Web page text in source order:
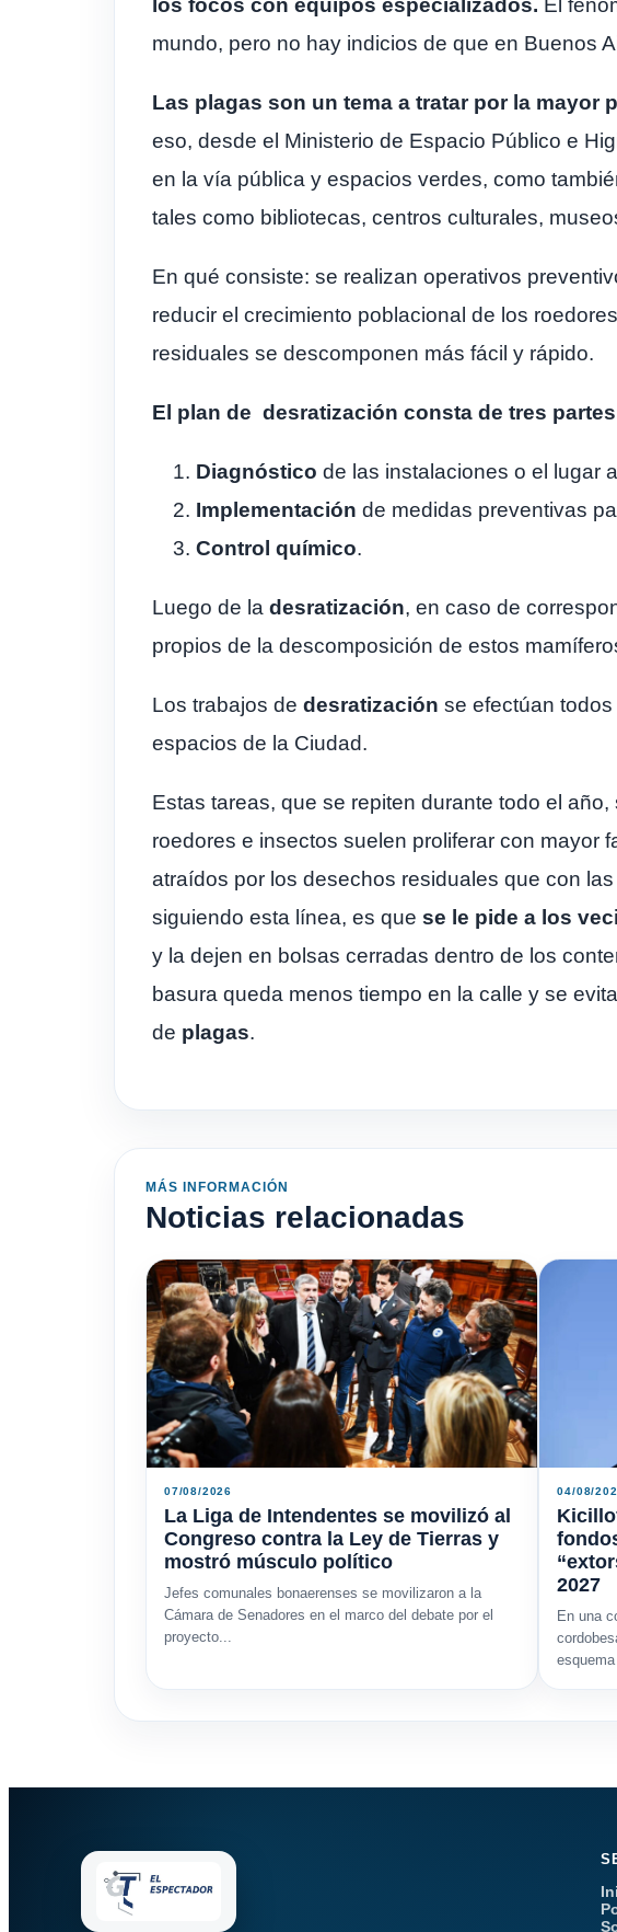
mundo, pero no hay indicios de que en Buenos
Las plagas son un tema a tratar por la mayor
eso, desde el Ministerio de Espacio Público e
en la vía pública y espacios verdes, como
tales como bibliotecas, centros culturales,
En qué consiste: se realizan operativos
reducir el crecimiento poblacional de los
residuales se descomponen más fácil y rápido.
El plan de desratización consta de tres
Diagnóstico de las instalaciones o el lugar
Implementación de medidas preventivas
Control químico.
Luego de la desratización, en caso de
propios de la descomposición de estos
Los trabajos de desratización se efectúan
espacios de la Ciudad.
Estas tareas, que se repiten durante todo el
roedores e insectos suelen proliferar con mayor
atraídos por los desechos residuales que con
siguiendo esta línea, es que se le pide a los
y la dejen en bolsas cerradas dentro de los
basura queda menos tiempo en la calle y se
de plagas.
MÁS INFORMACIÓN
Noticias relacionadas
07/08/2026
La Liga de Intendentes se movilizó al
Congreso contra la Ley de Tierras y
mostró músculo político
Jefes comunales bonaerenses se movilizaron a la
Cámara de Senadores en el marco del debate por el
proyecto...
04/08/
2027
En una
esquema